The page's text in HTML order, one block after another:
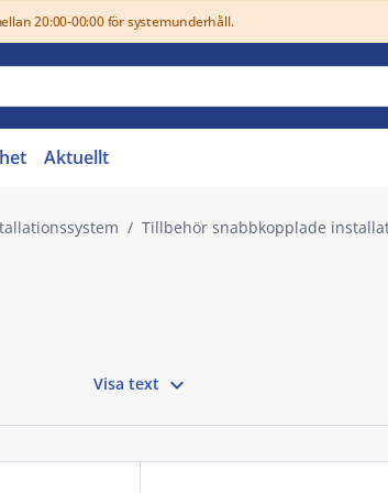
20:00-00:00 för systemunderhåll.
Aktuellt
Tillbehör snabbkopplade
Visa text 